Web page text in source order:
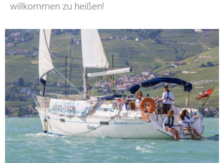
willkommen zu heißen!